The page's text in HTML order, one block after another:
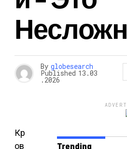
By globesearch
Published 13.03
.2026
Кр
ов
Trending